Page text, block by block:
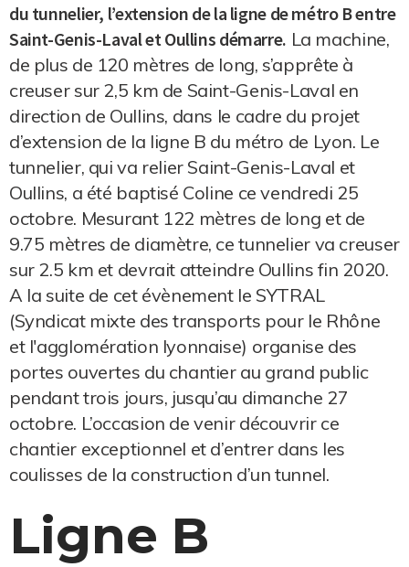
du tunnelier, l’extension de la ligne de métro B entre
Saint-Genis-Laval et Oullins démarre. La machine,
de plus de 120 mètres de long, s’apprête à
creuser sur 2,5 km de Saint-Genis-Laval en
direction de Oullins, dans le cadre du projet
d’extension de la ligne B du métro de Lyon. Le
tunnelier, qui va relier Saint-Genis-Laval et
Oullins, a été baptisé Coline ce vendredi 25
octobre. Mesurant 122 mètres de long et de
9.75 mètres de diamètre, ce tunnelier va creuser
sur 2.5 km et devrait atteindre Oullins fin 2020.
A la suite de cet évènement le SYTRAL
(Syndicat mixte des transports pour le Rhône
et l'agglomération lyonnaise) organise des
portes ouvertes du chantier au grand public
pendant trois jours, jusqu’au dimanche 27
octobre. L’occasion de venir découvrir ce
chantier exceptionnel et d’entrer dans les
coulisses de la construction d’un tunnel.
Ligne B